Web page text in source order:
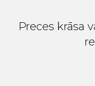
Preces krāsa